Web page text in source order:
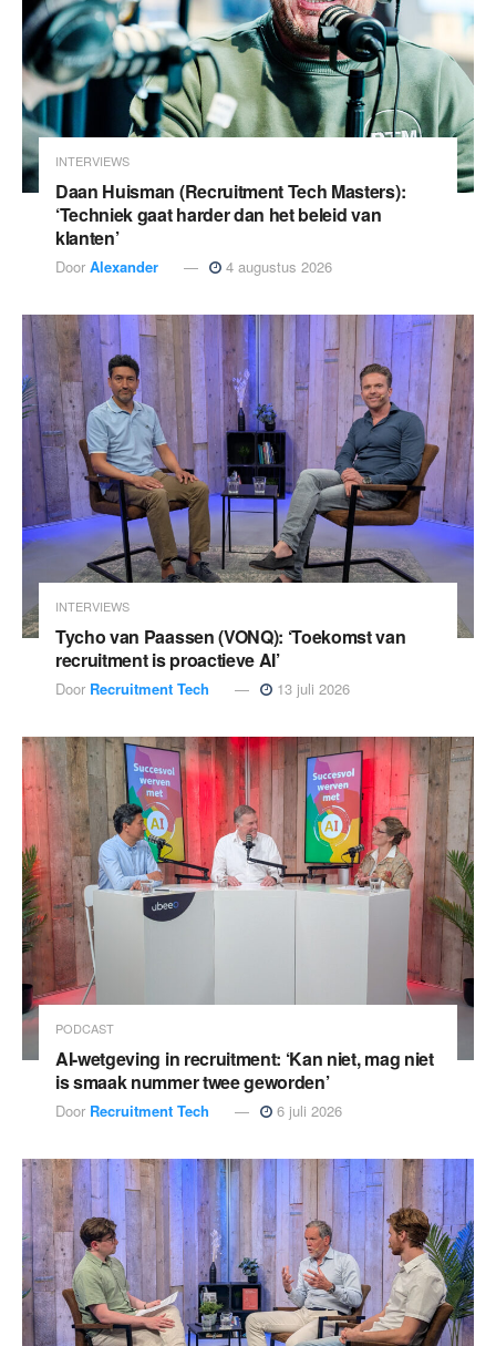
INTERVIEWS
Daan Huisman (Recruitment Tech Masters):
‘Techniek gaat harder dan het beleid van
klanten’
Door Alexander 4 augustus 2026
INTERVIEWS
Tycho van Paassen (VONQ): ‘Toekomst van
recruitment is proactieve AI’
Door Recruitment Tech 13 juli 2026
PODCAST
AI-wetgeving in recruitment: ‘Kan niet, mag niet
is smaak nummer twee geworden’
Door Recruitment Tech 6 juli 2026